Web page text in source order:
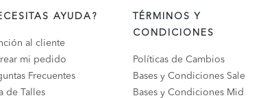
AYUDA?
al cliente
mi pedido
Frecuentes
de Talles
TÉRMINOS Y
CONDICIONES
Políticas de Cambios
Bases y Condiciones Sale
Bases y Condiciones Mid